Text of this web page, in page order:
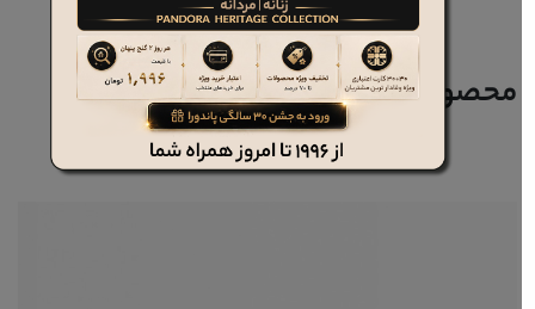
محصولات مرتبط